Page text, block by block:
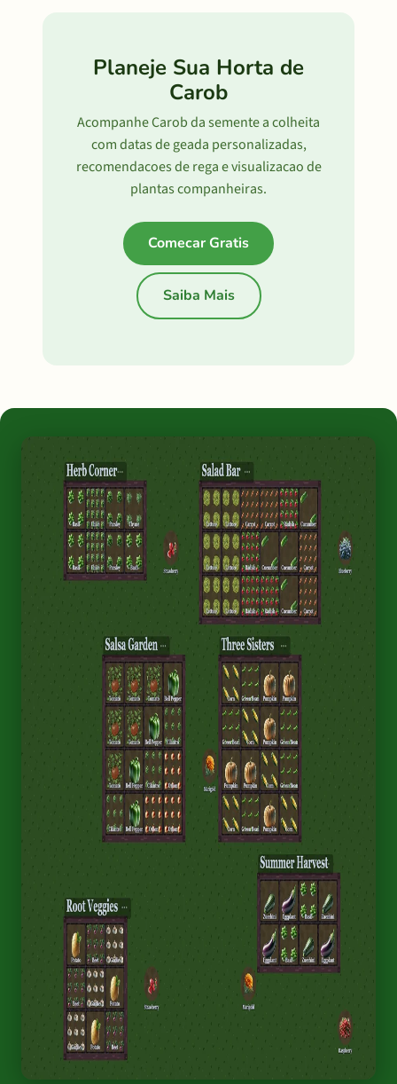
Planeje Sua Horta de
Carob
Acompanhe Carob da semente a colheita
com datas de geada personalizadas,
recomendacoes de rega e visualizacao de
plantas companheiras.
Comecar Gratis
Saiba Mais